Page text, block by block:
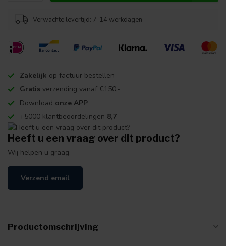
Verwachte levertijd: 7-14 werkdagen
Zakelijk op factuur bestellen
Gratis verzending vanaf €150,-
Download onze APP
+5000 klantbeoordelingen 8,7
Heeft u een vraag over dit product?
Wij helpen u graag.
Verzend email
Productomschrijving